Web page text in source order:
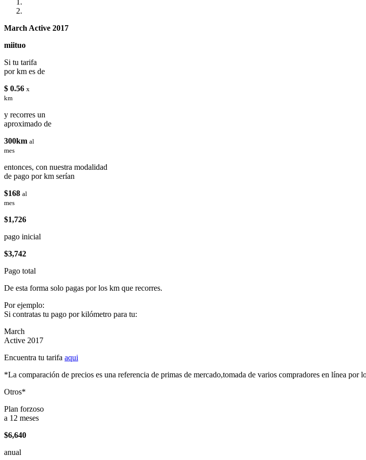
March Active 2017
miituo
Si tu tarifa
por km es de
$ 0.56 x
km
y recorres un
aproximado de
300km al
mes
entonces, con nuestra modalidad
de pago por km serían
$168 al
mes
$1,726
pago inicial
$3,742
Pago total
De esta forma solo pagas por los km que recorres.
Por ejemplo:
Si contratas tu pago por kilómetro para tu:
March
Active 2017
Encuentra tu tarifa aqui
*La comparación de precios es una referencia de primas de mercado,tomada de varios compradores en línea por
Otros*
Plan forzoso
a 12 meses
$6,640
anual